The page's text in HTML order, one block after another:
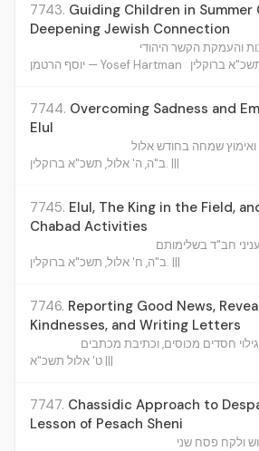
7743. Guiding Children in Summer
Deepening Jewish Connection
והעמקת הקשר היהודי
יוסף הרטמן — Yosef Hartman
7744. Overcoming Sadness and
Elul
שמחה בחודש אלול
ב"ה, ה' אלול, תשכ"א ברוקלין. |||
7745. Elul, The King in the Field,
Chabad Activities
חב"ד בשלימותם
ב"ה, ח' אלול, תשכ"א ברוקלין. |||
7746. Reporting Good News,
Kindnesses, and Writing Letters
גילוי חסדים מכוסים, וכתיבת מכתבים
ט' אלול תשכ"א |||
7747. Chassidic Approach to
Lesson of Pesach Sheni
ולקח פסח שני